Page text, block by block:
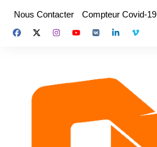
contenu
Nous Contacter Compteur Covid-19